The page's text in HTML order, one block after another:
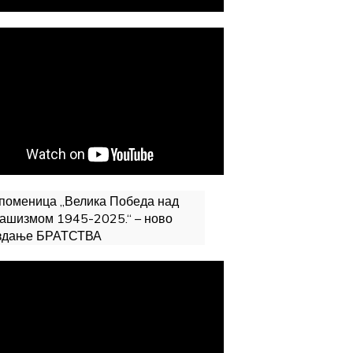
„Велика Победа над
1945-2025.“ – ново
БРАТСТВА